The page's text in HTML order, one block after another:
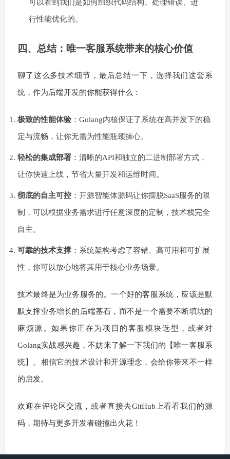
可以看到我们是如何组织代码结构、处理错误、进
行性能优化的。
四、总结：唯一客服系统带来的核心价值
聊了这么多技术细节，最后总结一下，选择我们这套系
统，作为后端开发的你能获得什么：
极致的性能体验：Golang内核保证了系统在高并发下的稳
定与流畅，让你无需为性能瓶颈操心。
轻松的集成部署 ：清晰的API和独立的二进制部署方式，
让你快速上线，节省大量开发和运维时间。
彻底的自主可控 ：开源智能体源码让你摆脱SaaS服务的限
制，可以根据业务需求进行任意深度的定制，技术栈完全
自主。
可靠的技术支撑 ：系统架构考虑了容错、高可用和可扩展
性，你可以放心地将其用于核心业务场景。
技术最终是为业务服务的。一个好的客服系统，应该是默
默支撑业务增长的后端基石，而不是一个需要不断填坑的
麻烦源。如果你正在为项目的客服模块选型，或者对
Golang实战感兴趣，不妨来了解一下我们的【唯一客服系
统】。相信它的技术设计和开源理念，会给你带来不一样
的启发。
欢迎在评论区交流，或者直接去GitHub上看看我们的源
码，期待与更多开发者碰撞出火花！